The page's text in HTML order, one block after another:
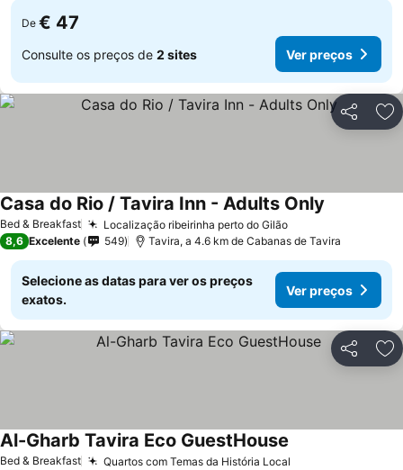
De € 47
Consulte os preços de 2 sites Ver preços
Partilhar
Bed & Breakfast Localização ribeirinha perto do GilãoVer preços
Casa do Rio / Tavira Inn - Adults Only
8,6 Excelente 549 Tavira, a 4.6 km de Cabanas de Tavira
Selecione as datas para ver os preços
exatos.
Ver preços
Partilhar
Bed & Breakfast Quartos com Temas da História Local
Al-Gharb Tavira Eco GuestHouse